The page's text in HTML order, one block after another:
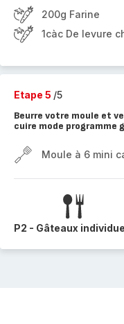
200g Farine
1càc De levure
Etape 5 /5
Beurre votre moule et
cuire mode programme
Moule à 6 mini
P2 - Gâteaux